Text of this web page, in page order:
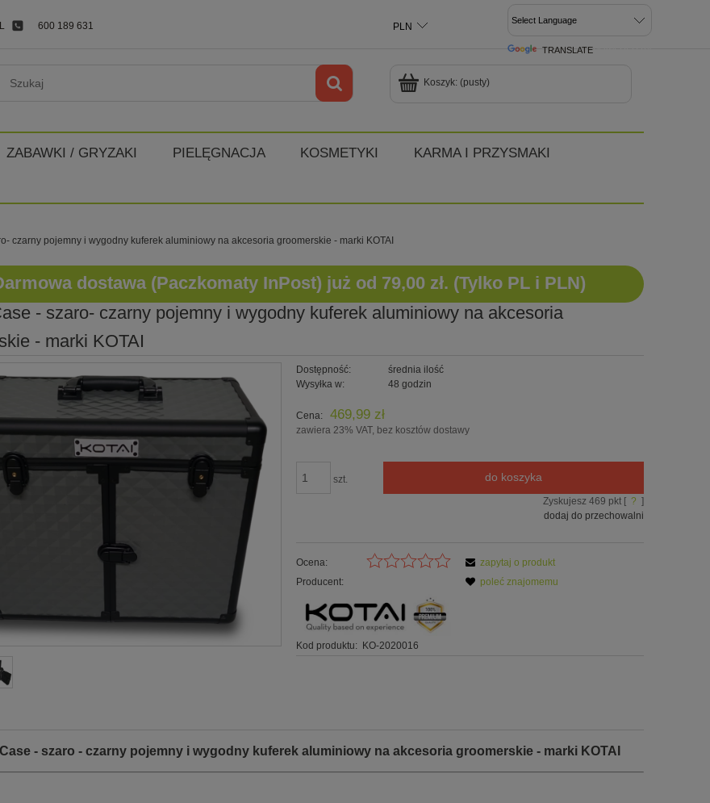
600 189 631
POWERED BY
TRANSLATE
Koszyk: (pusty)
ZABAWKI / GRYZAKI PIELĘGNACJA KOSMETYKI KARMA I PRZYSMAKI
czarny pojemny i wygodny kuferek aluminiowy na akcesoria groomerskie - marki KOTAI
dostawa (Paczkomaty InPost) już od 79,00 zł. (Tylko PL i PLN)
- szaro- czarny pojemny i wygodny kuferek aluminiowy na akcesoria
- marki KOTAI
Dostępność:
średnia ilość
Wysyłka w:
48 godzin
Cena: 469,99 zł
zawiera 23% VAT, bez kosztów dostawy
szt. do koszyka
Zyskujesz 469 pkt [ ? ]
dodaj do przechowalni
Ocena:
Producent:
Kod produktu: KO-2020016
zapytaj o produkt
poleć znajomemu
- szaro - czarny pojemny i wygodny kuferek aluminiowy na akcesoria groomerskie - marki KOTAI